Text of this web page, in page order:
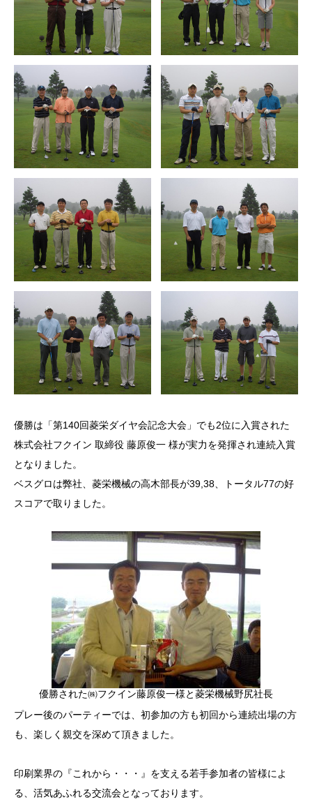
優勝は「第140回菱栄ダイヤ会記念大会」でも2位に入賞された
株式会社フクイン 取締役 藤原俊一 様が実力を発揮され連続入賞
となりました。
ベスグロは弊社、菱栄機械の高木部長が39,38、トータル77の好
スコアで取りました。
優勝された㈱フクイン藤原俊一様と菱栄機械野尻社長
プレー後のパーティーでは、初参加の方も初回から連続出場の方
も、楽しく親交を深めて頂きました。
印刷業界の『これから・・・』を支える若手参加者の皆様によ
る、活気あふれる交流会となっております。